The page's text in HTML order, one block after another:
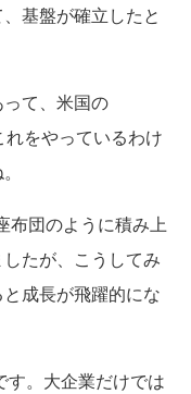
基盤が確立したと
て、米国の
をやっているわけ
布団のように積み上
たが、こうしてみ
成長が飛躍的にな
す。大企業だけでは